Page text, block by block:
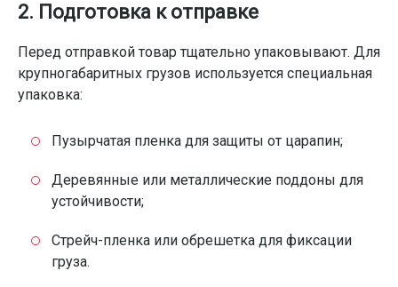
2. Подготовка к отправке
Перед отправкой товар тщательно упаковывают. Для
крупногабаритных грузов используется специальная
упаковка:
Пузырчатая пленка для защиты от царапин;
Деревянные или металлические поддоны для
устойчивости;
Стрейч-пленка или обрешетка для фиксации
груза.